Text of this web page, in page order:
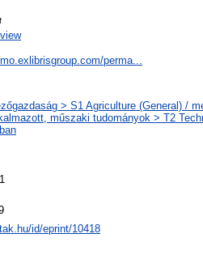
perma...
> S1 Agriculture (General) /
műszaki tudományok > T2
id/eprint/10418